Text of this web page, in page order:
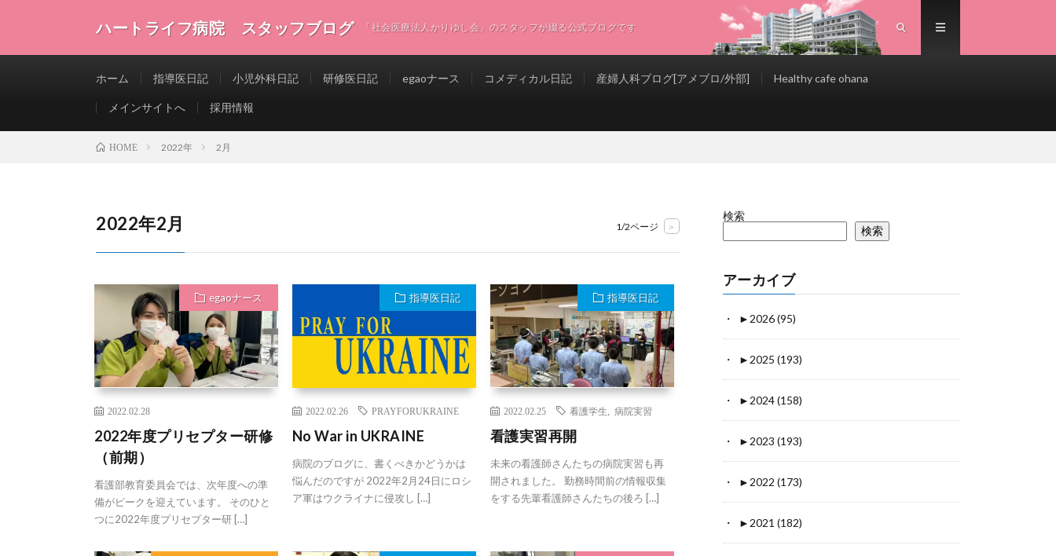
ハートライフ病院 スタッフブログ 「社会医療法人かりゆし会」のスタッフが綴る公式ブログです
ホーム 指導医日記 小児外科日記 研修医日記 egaoナース コメディカル日記 産婦人科ブログ[アメブロ/外部] Healthy cafe ohana
メインサイトへ 採用情報
HOME 2022年 2月
2022年2月 1/2ページ >
egaoナース
2022.02.28
2022年度プリセプター研修
（前期）
看護部教育委員会では、次年度への準
備がピークを迎えています。 そのひと
つに2022年度プリセプター研 […]
指導医日記
2022.02.26 PRAYFORUKRAINE
No War in UKRAINE
病院のブログに、書くべきかどうかは
悩んだのですが 2022年2月24日にロシ
ア軍はウクライナに侵攻し […]
指導医日記
2022.02.25 看護学生 病院実習
看護実習再開
未来の看護師さんたちの病院実習も再
開されました。 勤務時間前の情報収集
をする先輩看護師さんたちの後ろ […]
検索
検索
アーカイブ
► 2026 (95)
► 2025 (193)
► 2024 (158)
► 2023 (193)
► 2022 (173)
► 2021 (182)